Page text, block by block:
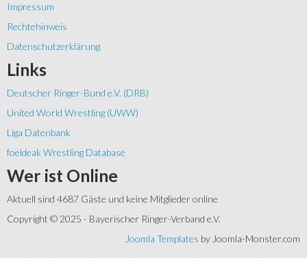
Impressum
Rechtehinweis
Datenschutzerklärung
Links
Deutscher Ringer-Bund e.V. (DRB)
United World Wrestling (UWW)
Liga Datenbank
foeldeak Wrestling Database
Wer ist Online
Aktuell sind 4687 Gäste und keine Mitglieder online
Copyright © 2025 - Bayerischer Ringer-Verband e.V.
Joomla Templates by Joomla-Monster.com